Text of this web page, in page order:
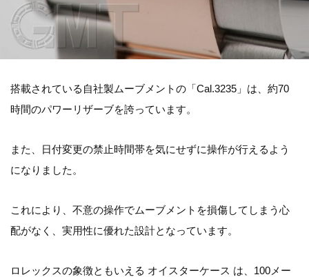
搭載されている自社製ムーブメントの「Cal.3235」は、約70
時間のパワーリザーブを誇っています。
また、日付変更の禁止時間帯を気にせずに操作が行えるよう
になりました。
これにより、不意の操作でムーブメントを損傷してしまう心
配がなく、実用性に優れた設計となっています。
ロレックスの象徴ともいえる オイスターケース は、100メー